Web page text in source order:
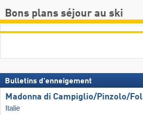
Bons plans séjour au ski
Bulletins d'enneigement
Madonna di Campiglio/​Pinzolo/​
Italie